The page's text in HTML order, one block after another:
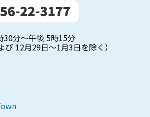
30分～午後 5時15分
び 12月29日～1月3日を除く）